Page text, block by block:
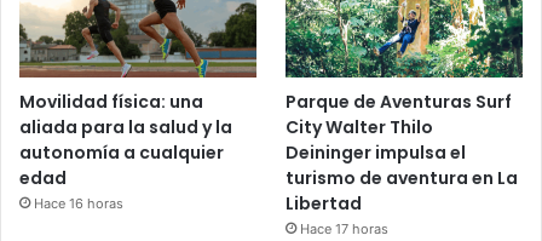
Movilidad física: una
aliada para la salud y la
autonomía a cualquier
edad
Hace 16 horas
Parque de Aventuras Surf
City Walter Thilo
Deininger impulsa el
turismo de aventura en La
Libertad
Hace 17 horas